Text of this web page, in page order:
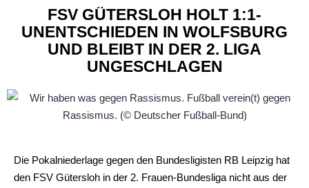
FSV GÜTERSLOH HOLT 1:1-
UNENTSCHIEDEN IN WOLFSBURG
UND BLEIBT IN DER 2. LIGA
UNGESCHLAGEN
Die Pokalniederlage gegen den Bundesligisten RB Leipzig hat
den FSV Gütersloh in der 2. Frauen-Bundesliga nicht aus der